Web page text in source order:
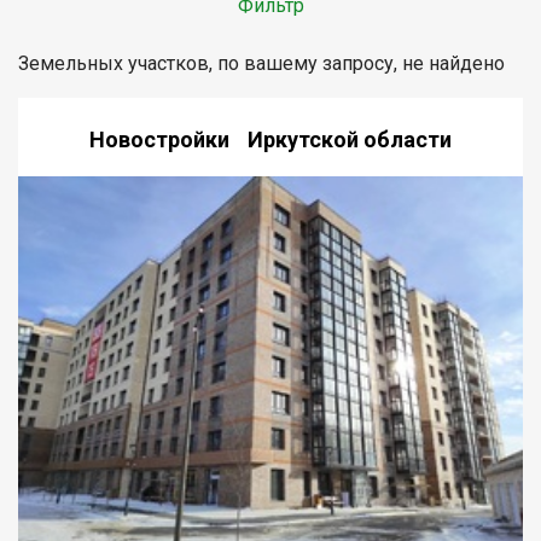
Фильтр
Земельных участков, по вашему запросу, не найдено
Новостройки Иркутской области